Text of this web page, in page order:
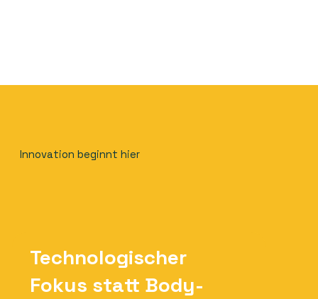
Innovation beginnt hier
Technologischer
Fokus statt Body-